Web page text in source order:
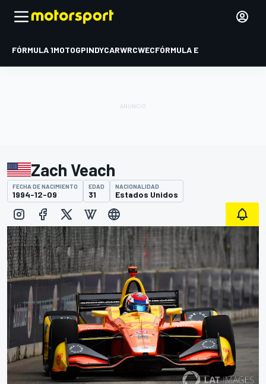
FÓRMULA 1MOTOGPINDYCARWRCWECFÓRMULA E
Zach Veach
FECHA DE NACIMIENTO
1994-12-09
EDAD
31
NACIONALIDAD
Estados Unidos